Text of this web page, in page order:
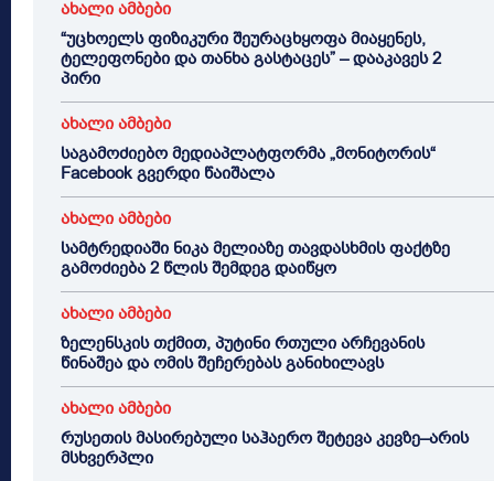
ახალი ამბები
“უცხოელს ფიზიკური შეურაცხყოფა მიაყენეს,
ტელეფონები და თანხა გასტაცეს” – დააკავეს 2
პირი
ახალი ამბები
საგამოძიებო მედიაპლატფორმა „მონიტორის“
Facebook გვერდი წაიშალა
ახალი ამბები
სამტრედიაში ნიკა მელიაზე თავდასხმის ფაქტზე
გამოძიება 2 წლის შემდეგ დაიწყო
ახალი ამბები
ზელენსკის თქმით, პუტინი რთული არჩევანის
წინაშეა და ომის შეჩერებას განიხილავს
ახალი ამბები
რუსეთის მასირებული საჰაერო შეტევა კევზე–არის
მსხვერპლი